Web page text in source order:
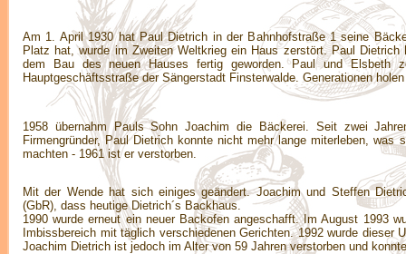
Am 1. April 1930 hat Paul Dietrich in der Bahnhofstraße 1 seine
Platz hat, wurde im Zweiten Weltkrieg ein Haus zerstört. Paul
dem Bau des neuen Hauses fertig geworden. Paul und Elsbeth
Hauptgeschäftsstraße der Sängerstadt Finsterwalde. Generationen
1958 übernahm Pauls Sohn Joachim die Bäckerei. Seit zwei
Firmengründer, Paul Dietrich konnte nicht mehr lange miterleben,
machten - 1961 ist er verstorben.
Mit der Wende hat sich einiges geändert. Joachim und Steffen
(GbR), dass heutige Dietrich´s Backhaus.
1990 wurde erneut ein neuer Backofen angeschafft. Im August 1993
Imbissbereich mit täglich verschiedenen Gerichten. 1992 wurde dieser
Joachim Dietrich ist jedoch im Alter von 59 Jahren verstorben und